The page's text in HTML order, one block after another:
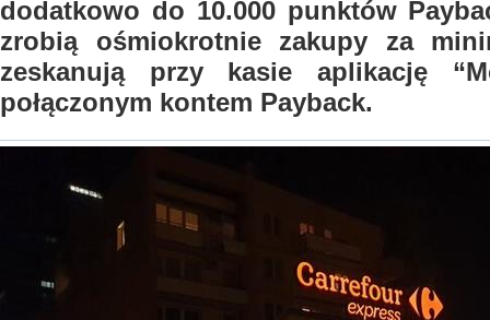
dodatkowo do 10.000 punktów
zrobią ośmiokrotnie zakupy za
zeskanują przy kasie aplikację
połączonym kontem Payback.